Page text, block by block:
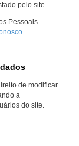
pelo site.
Pessoais
.
de modificar
a
do site.